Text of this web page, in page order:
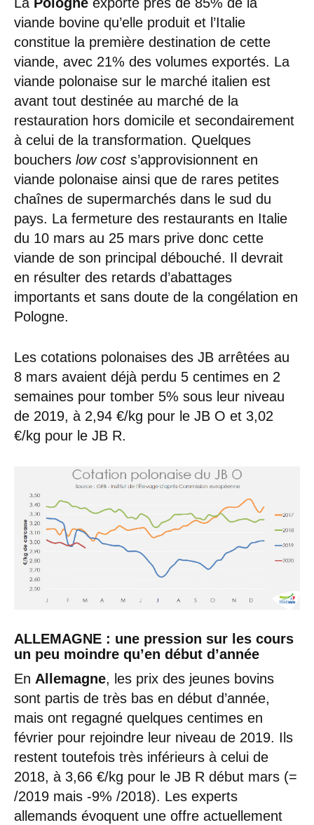
viande bovine qu’elle produit et l’Italie
constitue la première destination de cette
viande, avec 21% des volumes exportés. La
viande polonaise sur le marché italien est
avant tout destinée au marché de la
restauration hors domicile et secondairement
à celui de la transformation. Quelques
bouchers low costs’approvisionnent en
viande polonaise ainsi que de rares petites
chaînes de supermarchés dans le sud du
pays. La fermeture des restaurants en Italie
du 10 mars au 25 mars prive donc cette
viande de son principal débouché. Il devrait
en résulter des retards d’abattages
importants et sans doute de la congélation en
Pologne.
Les cotations polonaises des JB arrêtées au
8 mars avaient déjà perdu 5 centimes en 2
semaines pour tomber 5% sous leur niveau
de 2019, à 2,94 €/kg pour le JB O et 3,02
€/kg pour le JB R.
ALLEMAGNE : une pression sur les cours
un peu moindre qu’en début d’année
En Allemagne, les prix des jeunes bovins
sont partis de très bas en début d’année,
mais ont regagné quelques centimes en
février pour rejoindre leur niveau de 2019. Ils
restent toutefois très inférieurs à celui de
2018, à 3,66 €/kg pour le JB R début mars (=
/2019 mais -9% /2018). Les experts
allemands évoquent une offre actuellement